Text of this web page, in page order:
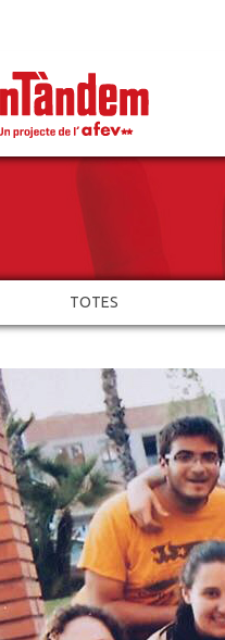
TOTES